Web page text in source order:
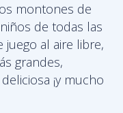
montones de
de todas las
al aire libre,
grandes,
¡y mucho